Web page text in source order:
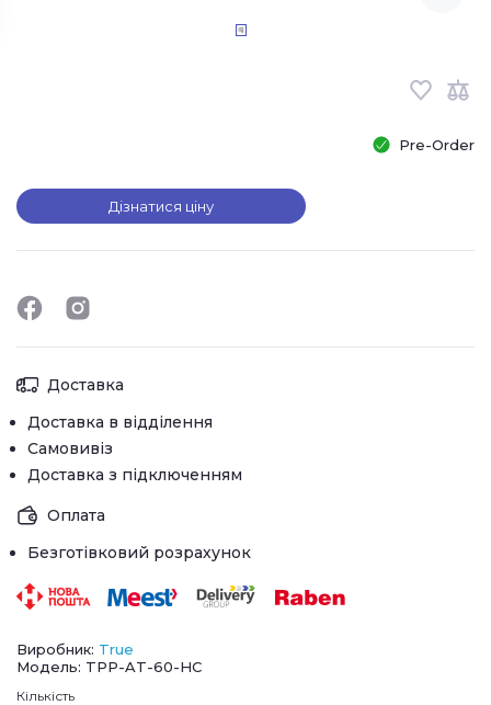
Pre-Order
Дізнатися ціну
Доставка
Доставка в відділення
Самовивіз
Доставка з підключенням
Оплата
Безготівковий розрахунок
Виробник: True
Модель: TPP-AT-60-HC
Кількість